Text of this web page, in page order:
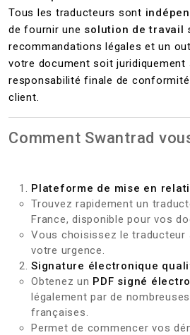
Tous les traducteurs sont
de fournir une solution de travail
recommandations légales et un
votre document soit juridiquement
responsabilité finale de
client.
Comment Swantrad
Plateforme de mise en
Trouvez rapidement un
France, disponible pour vos
Vous choisissez le traducteur
votre urgence.
Signature électronique
Obtenez un PDF signé
légalement par de
françaises.
Permet de commencer vos